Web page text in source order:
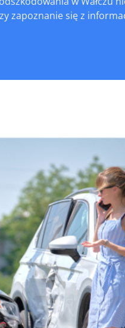
zapoznanie się z